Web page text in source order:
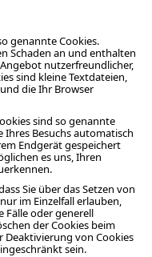
genannte Cookies.
Schaden an und enthalten
nutzerfreundlicher,
sind kleine Textdateien,
die Ihr Browser
sind so genannte
Ihres Besuchs automatisch
Endgerät gespeichert
es uns, Ihren
Sie über das Setzen von
im Einzelfall erlauben,
Fälle oder generell
der Cookies beim
Deaktivierung von Cookies
sein.